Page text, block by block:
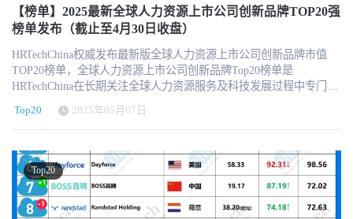
坛，表彰认可业内先进。
【榜单】2025最新全球人力资源上市公司创新品牌TOP20强
榜单发布（截止至4月30日收盘）
HRTechChina权威发布最新版全球人力资源上市公司创新品牌市值
TOP20榜单，全球人力资源上市公司创新品牌Top20榜单是
HRTechChina在长期关注全球人力资源服务及科技发展过程中专门打
值榜单，为我们提供了一个观察这个行业动态和趋势的窗口。随着
财报发布和各国经济情况的不同，不同细分领域的HR上市机构也遇
到了不同的表现。一起来看看。 2025全球人力资源上市公司创新品
牌市值TOP20榜单（2025年5月新版） 更多信息可以关注
HRTechChina.com (另微信公众号压缩图片压缩的很厉害，高清的可
以访问网站获取 ) 特别注意，因以美元为单位，所以在汇率换算中
会有一定的浮动，仅供参考。 全球人力资源上市公司创新品牌市值
Top20 2025年05月07日
Top20